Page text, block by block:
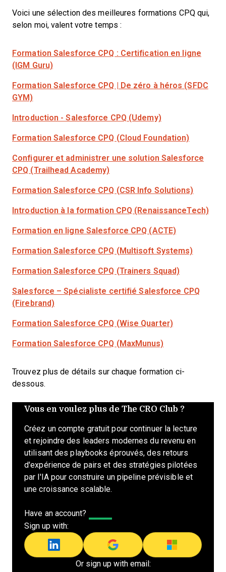
Voici une sélection des meilleures formations CPQ qui,
selon moi, valent votre temps :
Formation Salesforce CPQ : Certification en ligne
(IGM Guru)
Formation Salesforce CPQ | De zéro à héros (SFDC
GYM)
Introduction - Salesforce CPQ (Udemy)
Formation Salesforce CPQ (Cloud Foundation)
Configurer et administrer une solution Salesforce
CPQ (Trailhead Academy)
Formation Salesforce CPQ (CSR Info Solutions)
Introduction à la formation CPQ (RenaissanceTech)
Formation en ligne Salesforce CPQ (ACTE)
Formation Salesforce CPQ (Multisoft Systems)
Formation Salesforce CPQ (Trainers Squad)
Salesforce – Spécialiste certifié Salesforce CPQ
(Firebrand)
Formation Salesforce CPQ (Wise Quarter)
Formation Salesforce CPQ (MaxMunus)
Trouvez plus de détails sur chaque formation ci-
dessous.
Vous en voulez plus de The CRO Club ?
Créez un compte gratuit pour continuer la lecture
et rejoindre des leaders modernes du revenu en
utilisant des playbooks éprouvés, des retours
d'expérience de pairs et des stratégies pilotées
par l'IA pour construire un pipeline prévisible et
une croissance scalable.
Have an account?
Sign up with:
Or sign up with email: